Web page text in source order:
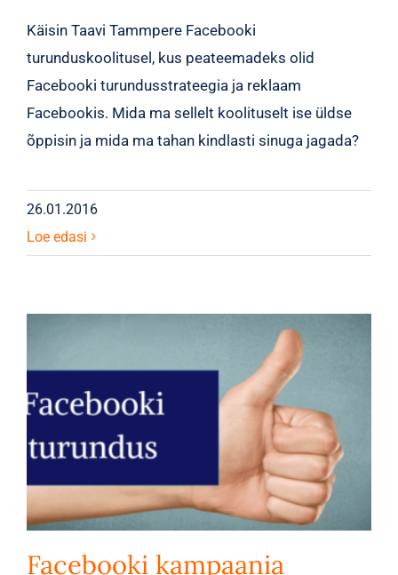
Käisin Taavi Tammpere Facebooki
turunduskoolitusel, kus peateemadeks olid
Facebooki turundusstrateegia ja reklaam
Facebookis. Mida ma sellelt koolituselt ise üldse
õppisin ja mida ma tahan kindlasti sinuga jagada?
26.01.2016
Loe edasi
Facebooki kampaania